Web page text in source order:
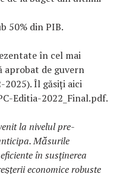
50% din PIB.
în cel mai
aprobat de guvern
2025). Îl găsiți aici
Editia-2022_Final.pdf.
la nivelul pre-
Mă̆surile
în susținerea
economice robuste